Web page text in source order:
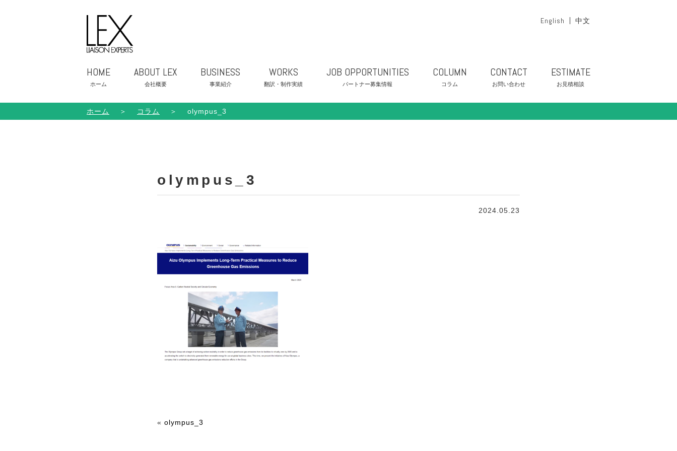
English 中文
HOME
ホーム
ABOUT LEX
会社概要
BUSINESS
事業紹介
WORKS
翻訳・制作実績
JOB OPPORTUNITIES
パートナー募集情報
COLUMN
コラム
CONTACT
お問い合わせ
ESTIMATE
お見積相談
ホーム ＞ コラム ＞ olympus_3
olympus_3
2024.05.23
« olympus_3